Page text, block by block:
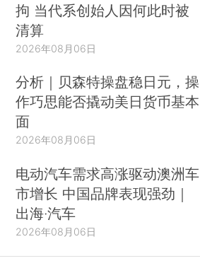
拘 当代系创始人因何此时被
清算
2026年08月06日
分析｜贝森特操盘稳日元，操
作巧思能否撬动美日货币基本
面
2026年08月06日
电动汽车需求高涨驱动澳洲车
市增长 中国品牌表现强劲｜
出海·汽车
2026年08月06日